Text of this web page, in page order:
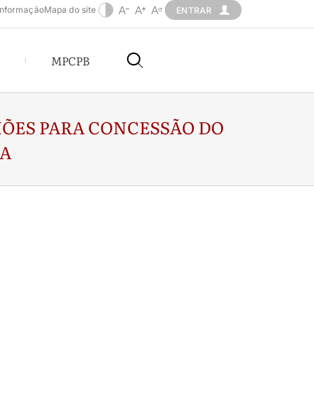
Mapa do site ENTRAR
MPCPB
PARA CONCESSÃO DO